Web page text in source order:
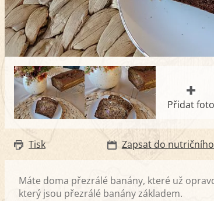
Přidat foto
Tisk Zapsat do
Máte doma přezrálé banány, které už
který jsou přezrálé banány základem.